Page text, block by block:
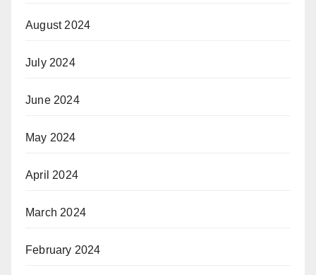
August 2024
July 2024
June 2024
May 2024
April 2024
March 2024
February 2024